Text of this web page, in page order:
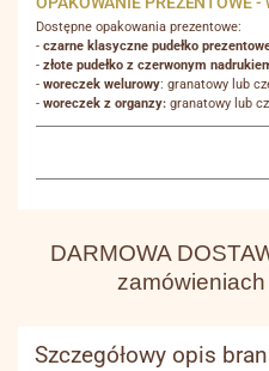
Dostępne opakowania prezentowe:
- czarne klasyczne pudełko
- złote pudełko z czerwonym
- woreczek welurowy: granatowy lub
- woreczek z organzy: granatowy lub
DARMOWA
zamówieniach
Szczegółowy opis